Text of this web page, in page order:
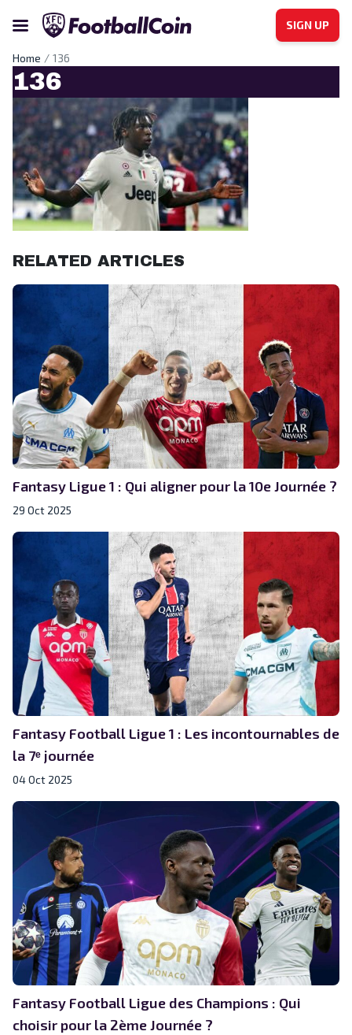
SIGN UP
Home 136
136
RELATED ARTICLES
Fantasy Ligue 1 : Qui aligner pour la 10e Journée ?
29 Oct 2025
Fantasy Football Ligue 1 : Les incontournables de
la 7ᵉ journée
04 Oct 2025
Fantasy Football Ligue des Champions : Qui
choisir pour la 2ème Journée ?